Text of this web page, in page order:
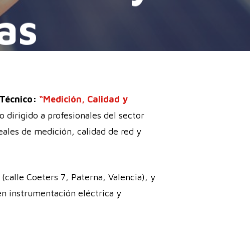
“Medición, Calidad y
dirigido a profesionales del sector
de medición, calidad de red y
(calle Coeters 7, Paterna, Valencia), y
instrumentación eléctrica y